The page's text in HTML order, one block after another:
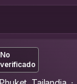
No
verificado